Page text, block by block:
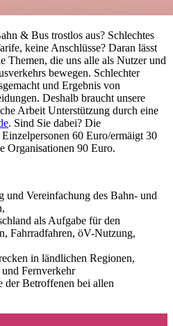
& Bus trostlos aus? Schlechtes
keine Anschlüsse? Daran lässt
Themen, die uns alle als Nutzer und
bewegen. Schlechter
und Ergebnis von
Deshalb braucht unsere
Arbeit Unterstützung durch eine
. Sind Sie dabei? Die
60 Euro/ermäigt 30
Organisationen 90 Euro.
und Vereinfachung des Bahn- und
als Aufgabe für den
Fahrradfahren, öV-Nutzung,
in ländlichen Regionen,
Fernverkehr
der Betroffenen bei allen